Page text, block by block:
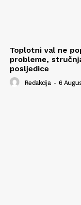
Toplotni val ne
probleme,
posljedice
Redakcija - 6